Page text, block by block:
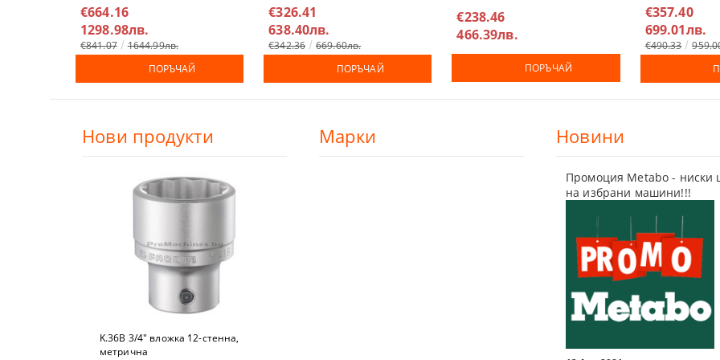
ЕЛЕКТРИЧЕСКИ ТАКЕРИ
ДРУГИ КАБЕЛНИ ЕЛЕКТРОИНСТРУМЕНТИ
РЪЧНИ РЕНДЕТА
РЪЧНИ ТАКЕРИ
СМЕСИТЕЛИ
€664.16
1298.98лв.
€841.07
1644.99лв.
ПОРЪЧАЙ
€326.41
638.40лв.
€342.36
669.60лв.
ПОРЪЧАЙ
€238.46
466.39лв.
ПОРЪЧАЙ
€357.40
699.01лв.
€490.33
Нови продукти
K.36B 3/4" вложкa 12-стeннa,
метричнa
Марки Новини
Промоция Metabo - ниски
на избрани машини!!!